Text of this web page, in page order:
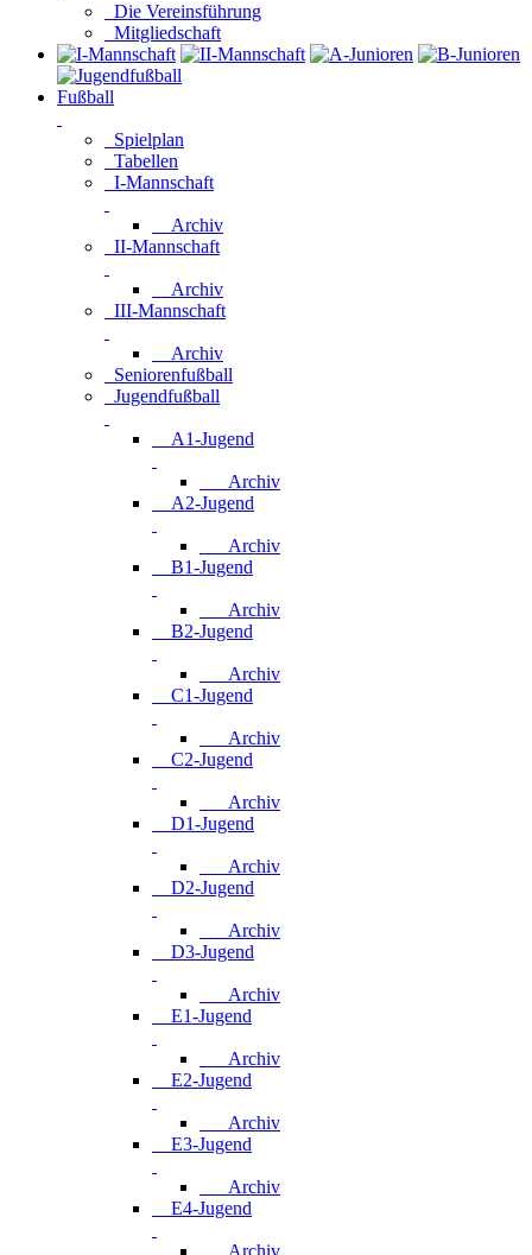
Die Vereinsführung
Mitgliedschaft
Fußball
Spielplan
Tabellen
I-Mannschaft
Archiv
II-Mannschaft
Archiv
III-Mannschaft
Archiv
Seniorenfußball
Jugendfußball
A1-Jugend
Archiv
A2-Jugend
Archiv
B1-Jugend
Archiv
B2-Jugend
Archiv
C1-Jugend
Archiv
C2-Jugend
Archiv
D1-Jugend
Archiv
D2-Jugend
Archiv
D3-Jugend
Archiv
E1-Jugend
Archiv
E2-Jugend
Archiv
E3-Jugend
Archiv
E4-Jugend